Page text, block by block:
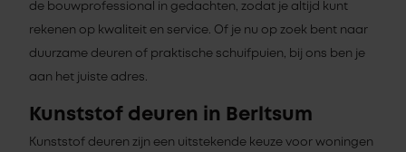
de bouwprofessional in gedachten, zodat je altijd kunt
rekenen op kwaliteit en service. Of je nu op zoek bent naar
duurzame deuren of praktische schuifpuien, bij ons ben je
aan het juiste adres.
Kunststof deuren in Berltsum
Kunststof deuren zijn een uitstekende keuze voor woningen